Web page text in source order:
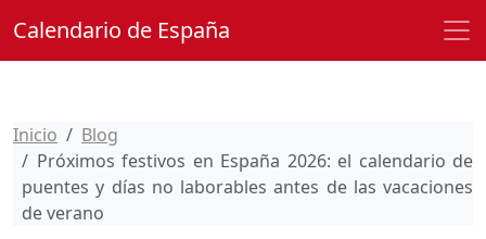
Calendario de España
Inicio
Blog
Próximos festivos en España 2026: el calendario de
puentes y días no laborables antes de las vacaciones
de verano